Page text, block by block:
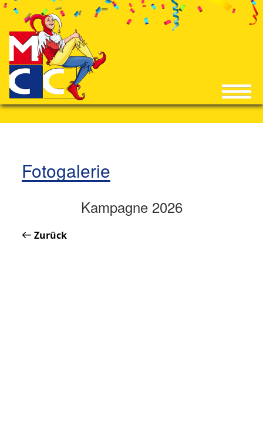
Fotogalerie
Kampagne 2026
Zurück